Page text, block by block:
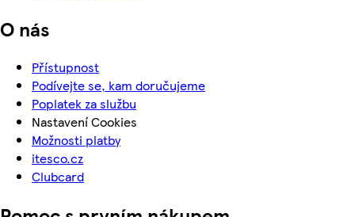
O nás
Přístupnost
Podívejte se, kam doručujeme
Poplatek za službu
Nastavení Cookies
Možnosti platby
itesco.cz
Clubcard